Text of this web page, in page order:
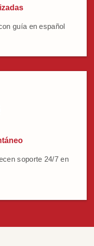
guía en español
soporte 24/7 en